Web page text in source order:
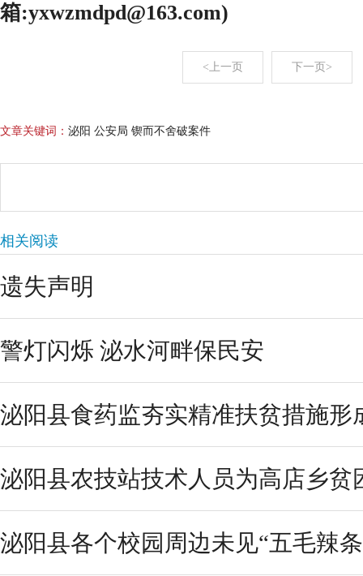
箱:yxwzmdpd@163.com)
<上一页 下一页>
文章关键词： 泌阳 公安局 锲而不舍破案件
相关阅读
遗失声明
警灯闪烁 泌水河畔保民安
泌阳县食药监夯实精准扶贫措施形
泌阳县农技站技术人员为高店乡贫
泌阳县各个校园周边未见“五毛辣